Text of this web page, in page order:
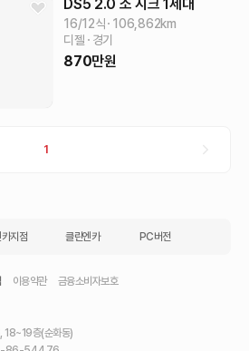
DS5 2.0 소 시크 1세대
16/12식 106,862km
디젤
경기
870만원
1
지점 클린엔카 PC버전
이용약관 금융소비자보호
18~19층(순화동)